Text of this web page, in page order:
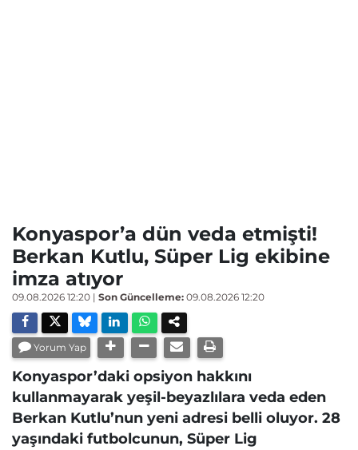
Konyaspor’a dün veda etmişti!
Berkan Kutlu, Süper Lig ekibine
imza atıyor
09.08.2026 12:20 | Son Güncelleme: 09.08.2026 12:20
Yorum Yap
Konyaspor’daki opsiyon hakkını
kullanmayarak yeşil-beyazlılara veda eden
Berkan Kutlu’nun yeni adresi belli oluyor. 28
yaşındaki futbolcunun, Süper Lig